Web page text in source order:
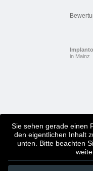
in Mainz
Sie sehen gerade einen
den eigentlichen Inhalt
unten. Bitte beachten